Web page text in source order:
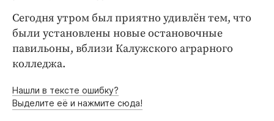
Авто и транспорт
Благоустройство
Криминал
Культура
Недвижимость и ЖКХ
Образование
Сегодня утром был приятно удивлён тем, что
были установлены новые остановочные
павильоны, вблизи Калужского аграрного
колледжа.
Нашли в тексте ошибку?
Выделите её и нажмите сюда!